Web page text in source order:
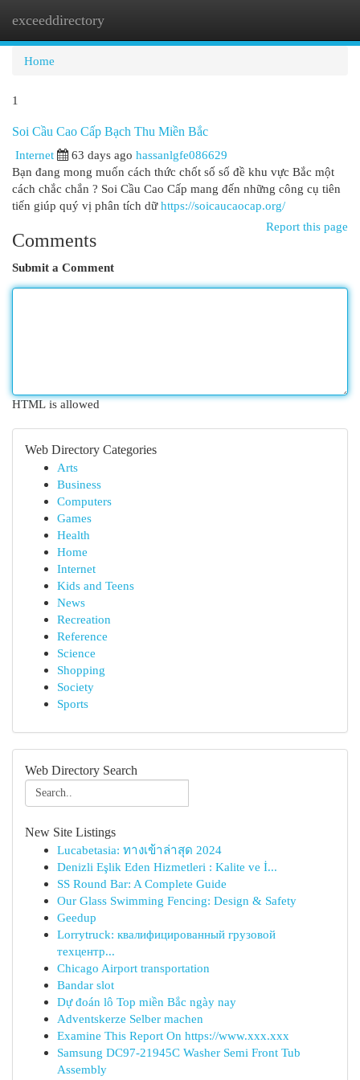
exceeddirectory
Home
1
Soi Cầu Cao Cấp Bạch Thu Miền Bắc
Internet
63 days ago hassanlgfe086629
Bạn đang mong muốn cách thức chốt số số đề khu vực Bắc một
cách chắc chắn ? Soi Cầu Cao Cấp mang đến những công cụ tiên
tiến giúp quý vị phân tích dữhttps://soicaucaocap.org/
Report this page
Comments
Submit a Comment
HTML is allowed
Web Directory Categories
Arts
Business
Computers
Games
Health
Home
Internet
Kids and Teens
News
Recreation
Reference
Science
Shopping
Society
Sports
Web Directory Search
New Site Listings
Lucabetasia: ทางเข้าล่าสุด 2024
Denizli Eşlik Eden Hizmetleri : Kalite ve İ...
SS Round Bar: A Complete Guide
Our Glass Swimming Fencing: Design & Safety
Geedup
Lorrytruck: квалифицированный грузовой
техцентр...
Chicago Airport transportation
Bandar slot
Dự đoán lô Top miền Bắc ngày nay
Adventskerze Selber machen
Examine This Report On https://www.xxx.xxx
Samsung DC97-21945C Washer Semi Front Tub
Assembly